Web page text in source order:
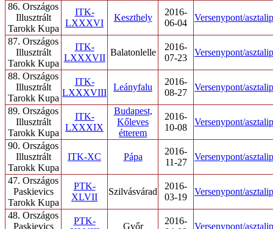
86. Országos
Illusztrált
Tarokk Kupa
ITK-
LXXXVI
Keszthely
2016-
06-04
Versenypont/
87. Országos
Illusztrált
Tarokk Kupa
ITK-
LXXXVII
Balatonlelle
2016-
07-23
Versenypont/
88. Országos
Illusztrált
Tarokk Kupa
ITK-
LXXXVIII
Leányfalu
2016-
08-27
Versenypont/
89. Országos
Illusztrált
Tarokk Kupa
ITK-
LXXXIX
Budapest,
Kőleves
étterem
2016-
10-08
Versenypont/
90. Országos
Illusztrált
Tarokk Kupa
ITK-XC Pápa
2016-
11-27
Versenypont/
47. Országos
Paskievics
Tarokk Kupa
PTK-
XLVII
Szilvásvárad
2016-
03-19
Versenypont/
48. Országos
Paskievics
PTK-
Győr
2016-
Versenypont/